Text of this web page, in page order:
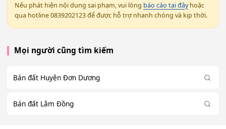
Nếu phát hiện nội dung sai phạm, vui lòng báo cáo tại đâyhoặc
qua hotline 0839202123 để được hỗ trợ nhanh chóng và kịp thời.
Mọi người cũng tìm kiếm
Bán đất Huyện Đơn Dương
Bán đất Lâm Đồng